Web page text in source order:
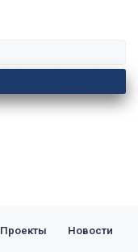
Проекты
Новости